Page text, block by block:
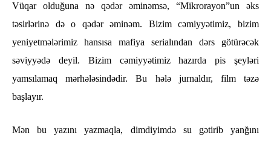
Vüqar olduğuna nə qədər əminəmsə, “Mikrorayon”un əks
təsirlərinə də o qədər əminəm. Bizim cəmiyyətimiz, bizim
yeniyetmələrimiz hansısa mafiya serialından dərs götürəcək
səviyyədə deyil. Bizim cəmiyyətimiz hazırda pis şeyləri
yamsılamaq mərhələsindədir. Bu hələ jurnaldır, film təzə
başlayır.
Mən bu yazını yazmaqla, dimdiyimdə su gətirib yanğını